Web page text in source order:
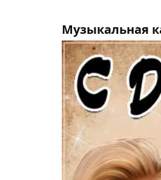
Музыкальная